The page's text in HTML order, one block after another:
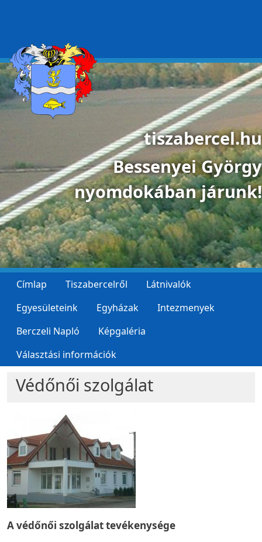
tiszabercel.hu
Bessenyei György
nyomdokában járunk!
Címlap Tiszabercelről
Látnivalók
Egyesületeink
Egyházak
Intezmenyek
Berczeli Napló
Képgaléria
Választási információk
Védőnői szolgálat
A védőnői szolgálat tevékenysége